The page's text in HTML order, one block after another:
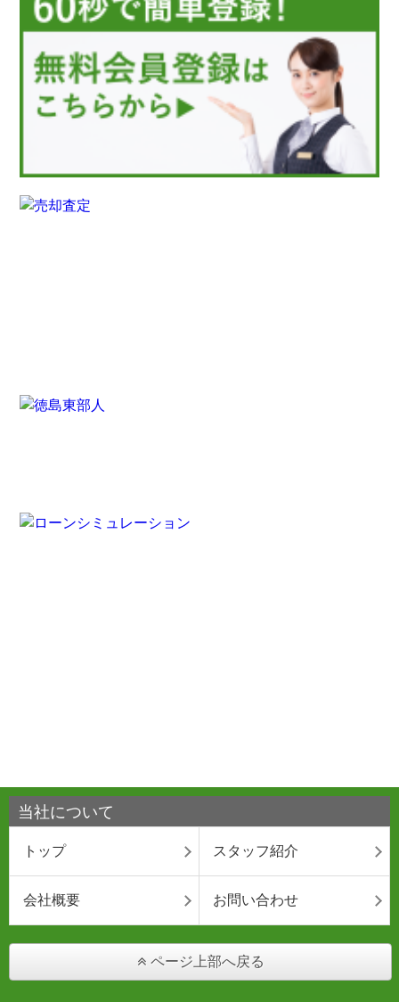
当社について
トップ スタッフ紹介
会社概要 お問い合わせ
ページ上部へ戻る